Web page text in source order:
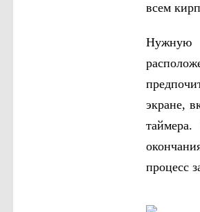
всем
Нужную
экране,
процесс